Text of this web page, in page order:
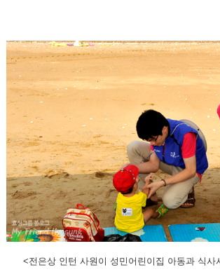
<전은상 인턴 사원이 성민어린이집 아동과 식사